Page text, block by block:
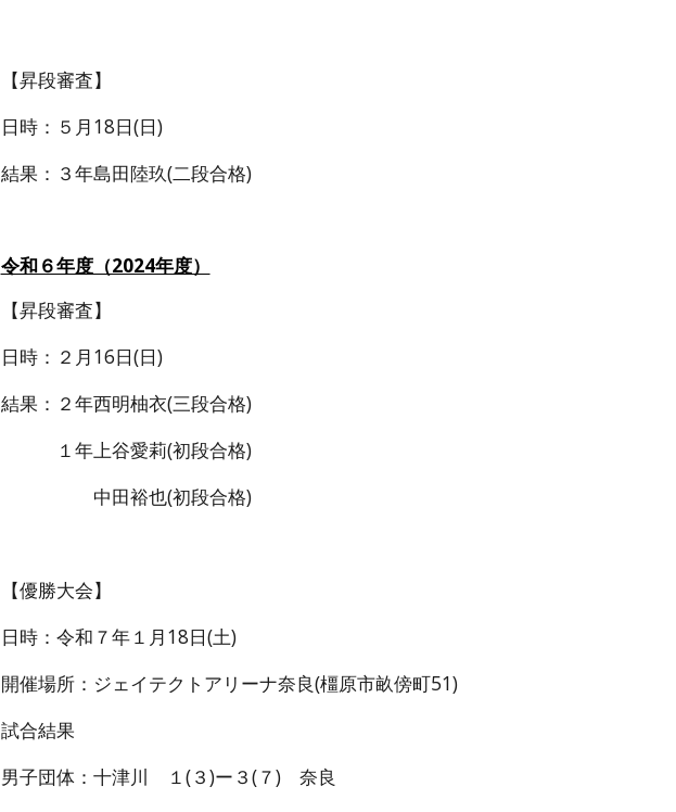
【昇段審査】
日時：５月18日(日)
結果：３年島田陸玖(二段合格)
令和６年度（2024年度）
【昇段審査】
日時：２月16日(日)
結果：２年西明柚衣(三段合格)
１年上谷愛莉(初段合格)
中田裕也(初段合格)
【優勝大会】
日時：令和７年１月18日(土)
開催場所：ジェイテクトアリーナ奈良(橿原市畝傍町51)
試合結果
男子団体：十津川 １(３)ー３(７) 奈良